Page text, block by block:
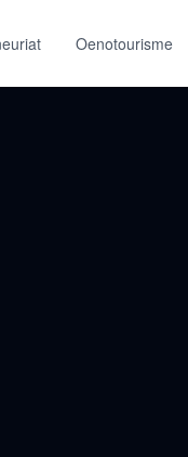
Oenotourisme